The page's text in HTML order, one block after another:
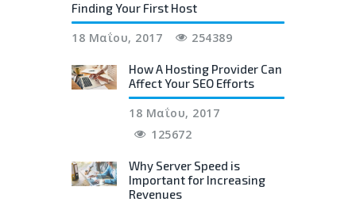
Finding Your First Host
18 Μαΐου, 2017 254389
How A Hosting Provider Can
Affect Your SEO Efforts
18 Μαΐου, 2017
125672
Why Server Speed is
Important for Increasing
Revenues